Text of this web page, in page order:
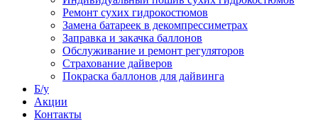
Ремонт сухих гидрокостюмов
Замена батареек в декомпрессиметрах
Заправка и закачка баллонов
Обслуживание и ремонт регуляторов
Страхование дайверов
Покраска баллонов для дайвинга
Б/у
Акции
Контакты